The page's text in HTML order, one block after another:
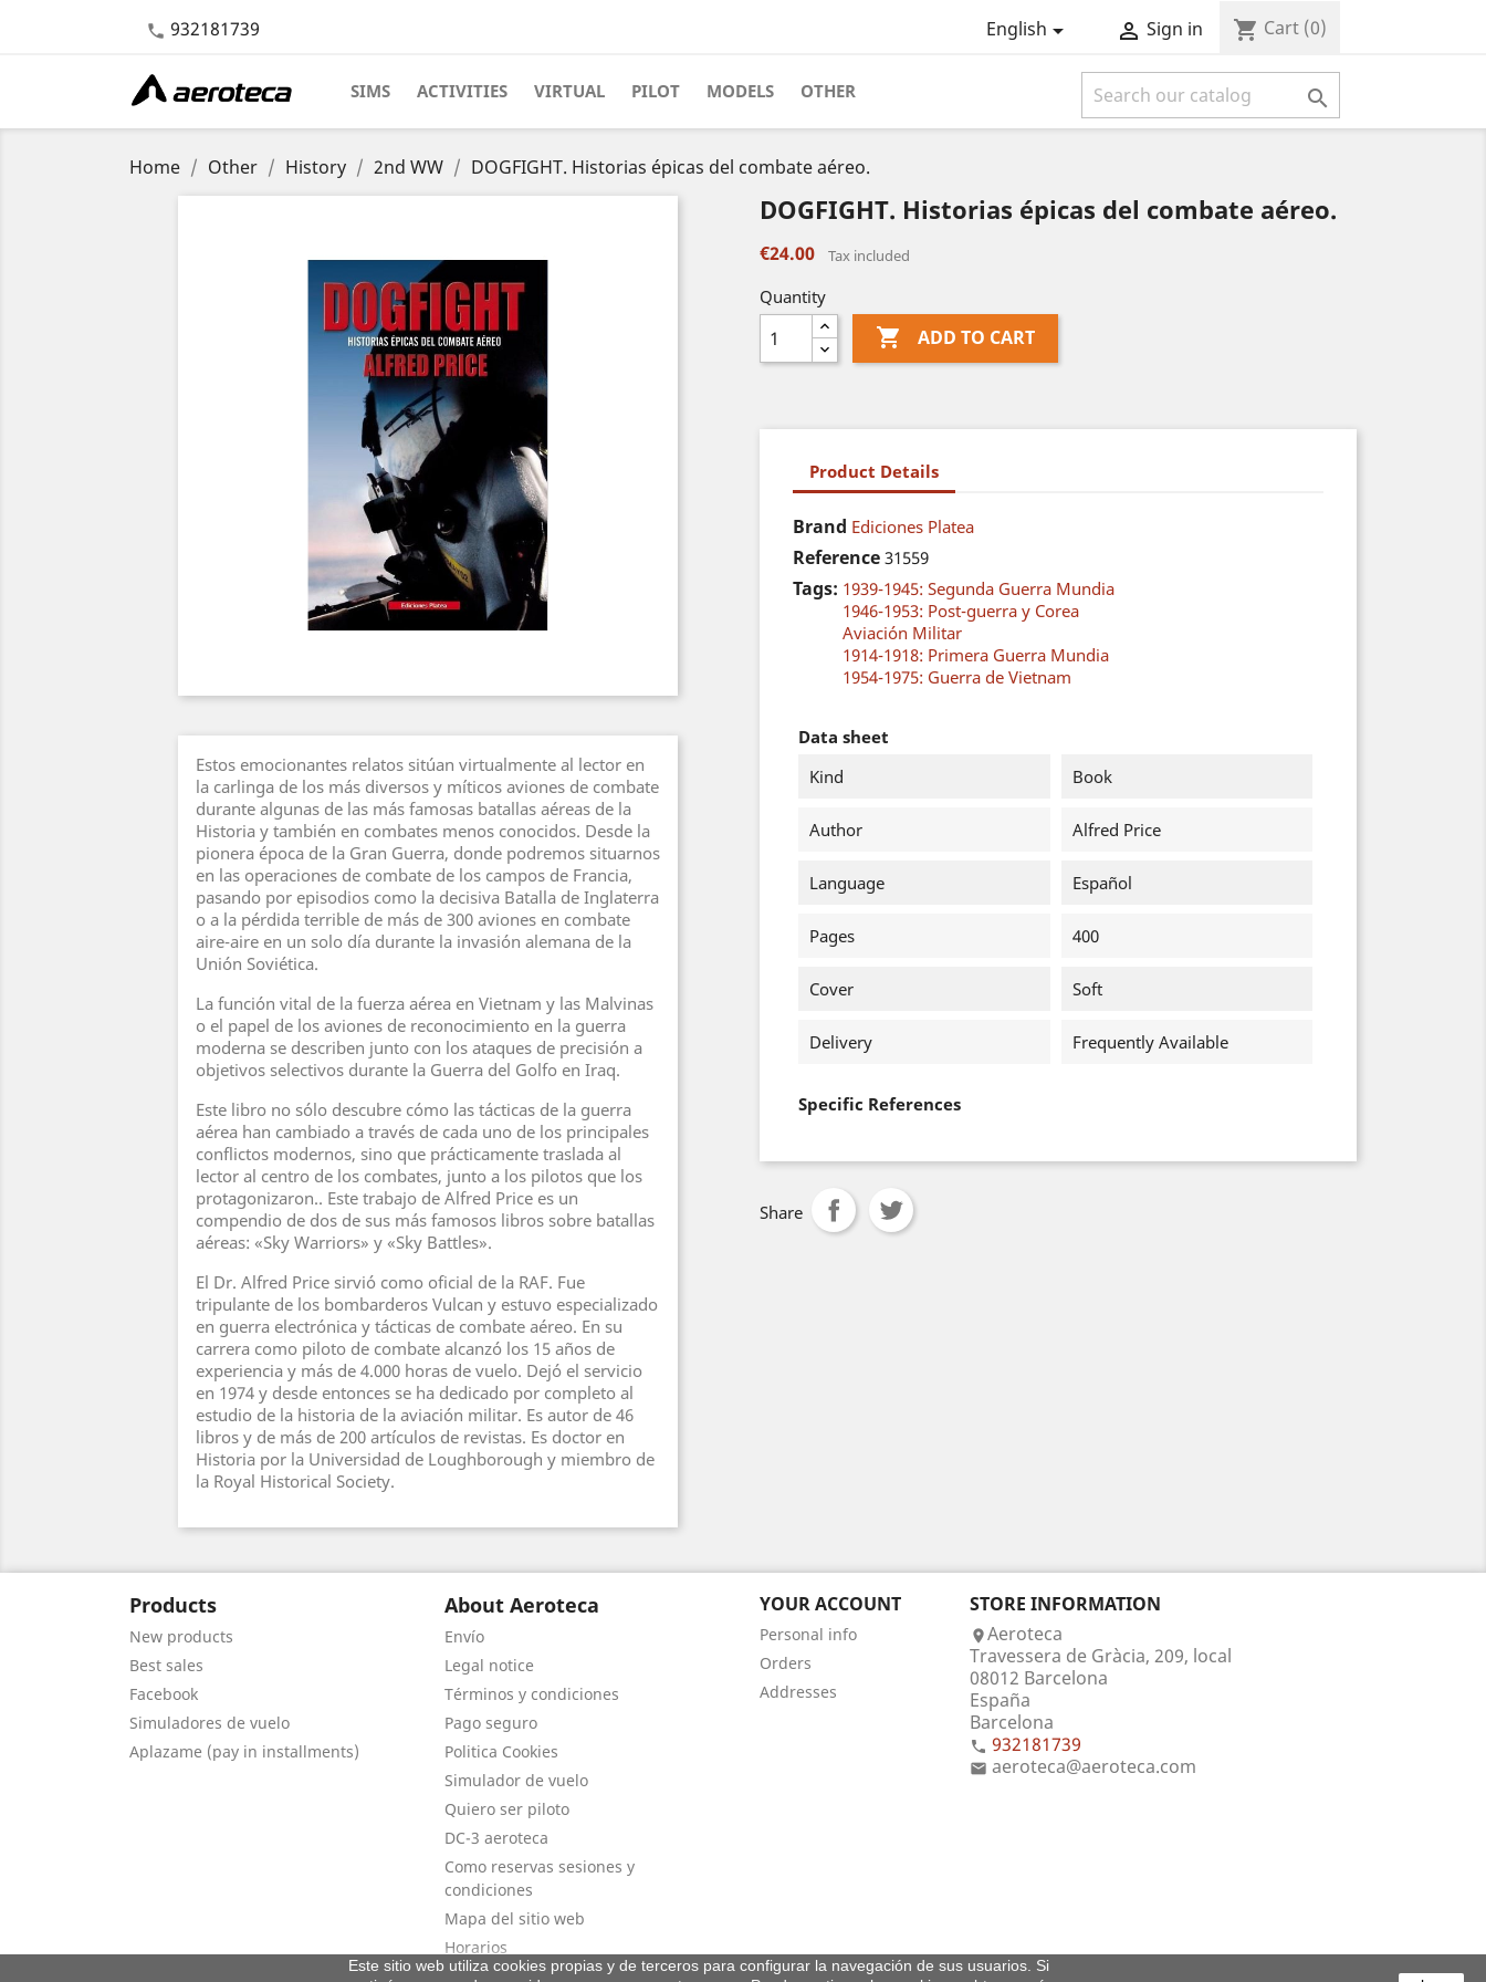
 932181739 English  Sign in shopping_cart Cart (0)
SIMS ACTIVITIES VIRTUAL PILOT MODELS OTHER 
Home Other History 2nd WW DOGFIGHT. Historias épicas del combate aéreo.
Estos emocionantes relatos sitúan virtualmente al lector en
la carlinga de los más diversos y míticos aviones de combate
durante algunas de las más famosas batallas aéreas de la
Historia y también en combates menos conocidos. Desde la
pionera época de la Gran Guerra, donde podremos si­tuarnos
en las operaciones de combate de los campos de Francia,
pasando por episodios como la decisiva Batalla de Inglaterra
o a la pérdida terrible de más de 300 aviones en combate
aire-aire en un solo día durante la invasión alemana de la
Unión Soviética.
La fun­ción vital de la fuerza aérea en Vietnam y las Malvinas
o el papel de los aviones de reconoci­miento en la guerra
moderna se describen junto con los ataques de precisión a
objetivos selectivos durante la Guerra del Golfo en Iraq.
Este libro no sólo descubre cómo las tácticas de la guerra
aérea han cambiado a través de cada uno de los principales
conflictos modernos, sino que prácticamente traslada al
lector al centro de los combates, junto a los pilotos que los
protagonizaron.. Este trabajo de Alfred Price es un
compendio de dos de sus más famosos libros sobre batallas
aéreas: «Sky Warriors» y «Sky Battles».
El Dr. Alfred Price sirvió como oficial de la RAF. Fue
tripulante de los bombarderos Vulcan y estuvo especializado
en guerra electrónica y tácticas de combate aéreo. En su
carrera como piloto de com­bate alcanzó los 15 años de
experiencia y más de 4.000 horas de vuelo. Dejó el servicio
en 1974 y desde entonces se ha dedicado por completo al
estudio de la historia de la aviación militar. Es autor de 46
libros y de más de 200 artículos de revistas. Es doctor en
Historia por la Universidad de Loughborough y miembro de
la Royal Historical Society.
DOGFIGHT. Historias épicas del combate aéreo.
€24.00 Tax included
Quantity
 ADD TO CART
Product Details
Brand Ediciones Platea
Reference 31559
Tags: 1939-1945: Segunda Guerra Mundia
1946-1953: Post-guerra y Corea
Aviación Militar
1914-1918: Primera Guerra Mundia
1954-1975: Guerra de Vietnam
Data sheet
Kind
Book
Author Alfred Price
Language Español
Pages 400
Cover Soft
Delivery Frequently Available
Specific References
Share
Products
New products
Best sales
Facebook
Simuladores de vuelo
Aplazame (pay in installments)
About Aeroteca
Envío
Legal notice
Términos y condiciones
Pago seguro
Politica Cookies
Simulador de vuelo
Quiero ser piloto
DC-3 aeroteca
Como reservas sesiones y
condiciones
Mapa del sitio web
Horarios
YOUR ACCOUNT
Personal info
Orders
Addresses
STORE INFORMATION
Aeroteca
Travessera de Gràcia, 209, local
08012 Barcelona
España
Barcelona
 932181739
 aeroteca@aeroteca.com
Este sitio web utiliza cookies propias y de terceros para configurar la navegación de sus usuarios. Si